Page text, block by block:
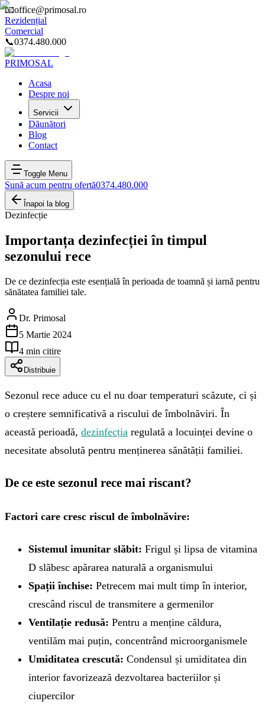
📧office@primosal.ro
Rezidențial
Comercial
📞0374.480.000
PRIMOSAL
Acasa
Despre noi
Servicii
Dăunători
Blog
Contact
Toggle Menu
Sună acum pentru ofertă0374.480.000
Înapoi la blog
Dezinfecție
Importanța dezinfecției în timpul
sezonului rece
De ce dezinfecția este esențială în perioada de toamnă și iarnă pentru
sănătatea familiei tale.
Dr. Primosal
5 Martie 2024
4 min citire
Distribuie
Sezonul rece aduce cu el nu doar temperaturi scăzute, ci și
o creștere semnificativă a riscului de îmbolnăviri. În
această perioadă, dezinfecția regulată a locuinței devine o
necesitate absolută pentru menținerea sănătății familiei.
De ce este sezonul rece mai riscant?
Factori care cresc riscul de îmbolnăvire:
Sistemul imunitar slăbit: Frigul și lipsa de vitamina
D slăbesc apărarea naturală a organismului
Spații închise: Petrecem mai mult timp în interior,
crescând riscul de transmitere a germenilor
Ventilație redusă: Pentru a menține căldura,
ventilăm mai puțin, concentrând microorganismele
Umiditatea crescută: Condensul și umiditatea din
interior favorizează dezvoltarea bacteriilor și
ciupercilor